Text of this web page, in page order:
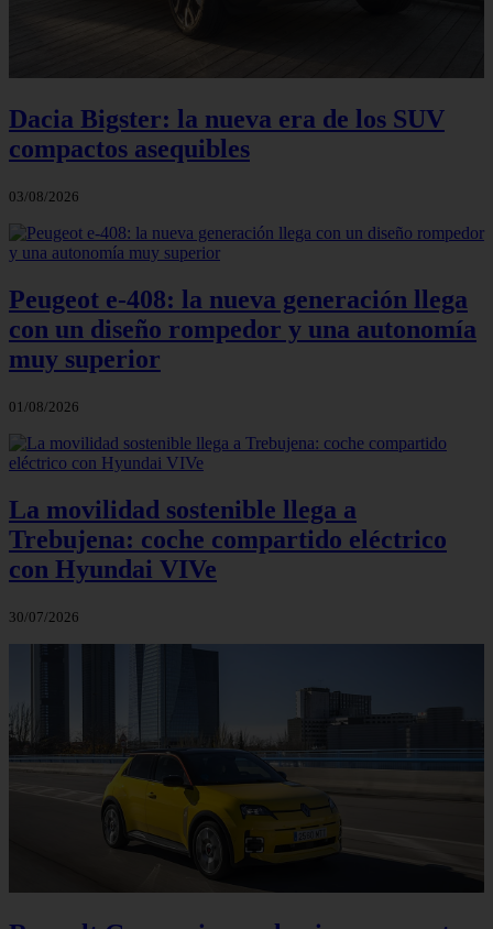
Dacia Bigster: la nueva era de los SUV
compactos asequibles
03/08/2026
Peugeot e-408: la nueva generación llega
con un diseño rompedor y una autonomía
muy superior
01/08/2026
La movilidad sostenible llega a
Trebujena: coche compartido eléctrico
con Hyundai VIVe
30/07/2026